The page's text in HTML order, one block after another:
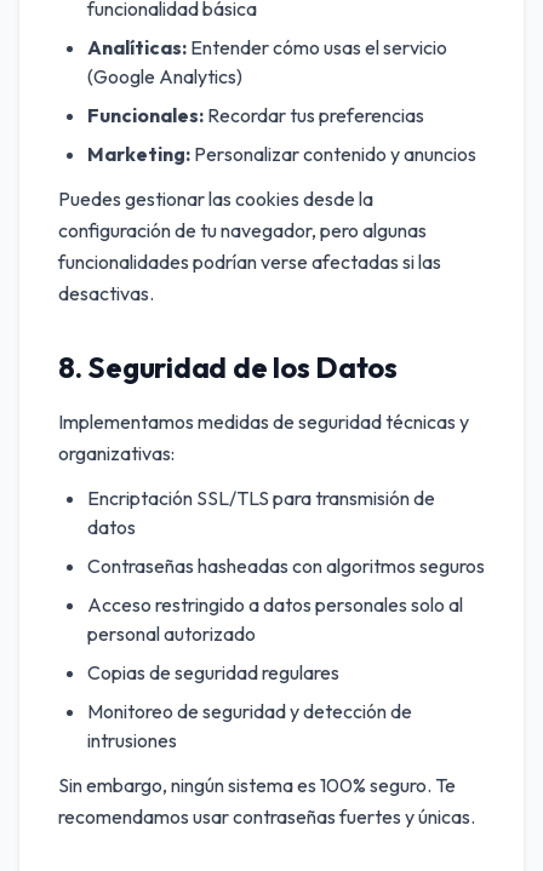
funcionalidad básica
Analíticas: Entender cómo usas el servicio
(Google Analytics)
Funcionales: Recordar tus preferencias
Marketing: Personalizar contenido y anuncios
Puedes gestionar las cookies desde la
configuración de tu navegador, pero algunas
funcionalidades podrían verse afectadas si las
desactivas.
8. Seguridad de los Datos
Implementamos medidas de seguridad técnicas y
organizativas:
Encriptación SSL/TLS para transmisión de
datos
Contraseñas hasheadas con algoritmos seguros
Acceso restringido a datos personales solo al
personal autorizado
Copias de seguridad regulares
Monitoreo de seguridad y detección de
intrusiones
Sin embargo, ningún sistema es 100% seguro. Te
recomendamos usar contraseñas fuertes y únicas.